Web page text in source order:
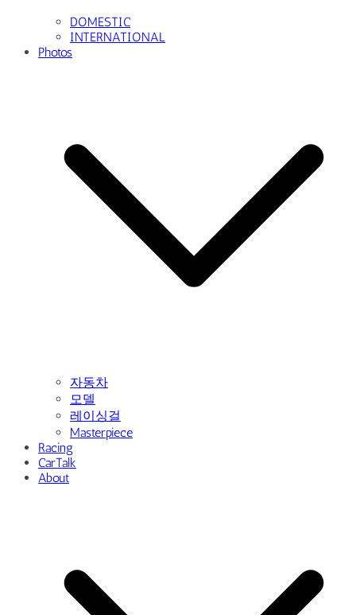
DOMESTIC
INTERNATIONAL
Photos
자동차
모델
레이싱걸
Masterpiece
Racing
CarTalk
About